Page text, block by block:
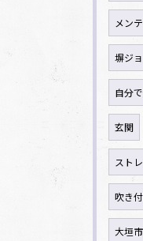
メン
塀ジ
自分で
玄関
スト
吹き
大垣